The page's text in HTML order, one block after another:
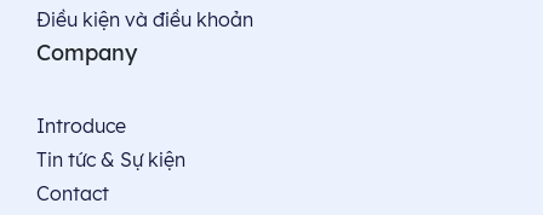
Điều kiện và điều khoản
Company
Introduce
Tin tức & Sự kiện
Contact